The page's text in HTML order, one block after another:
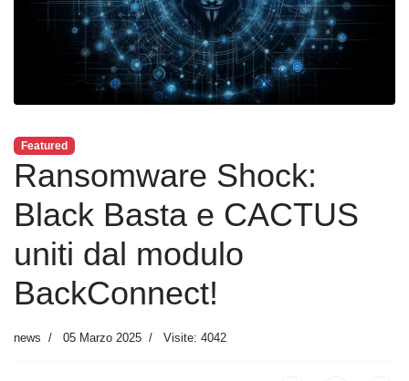
Featured
Ransomware Shock:
Black Basta e CACTUS
uniti dal modulo
BackConnect!
news 05 Marzo 2025 Visite: 4042